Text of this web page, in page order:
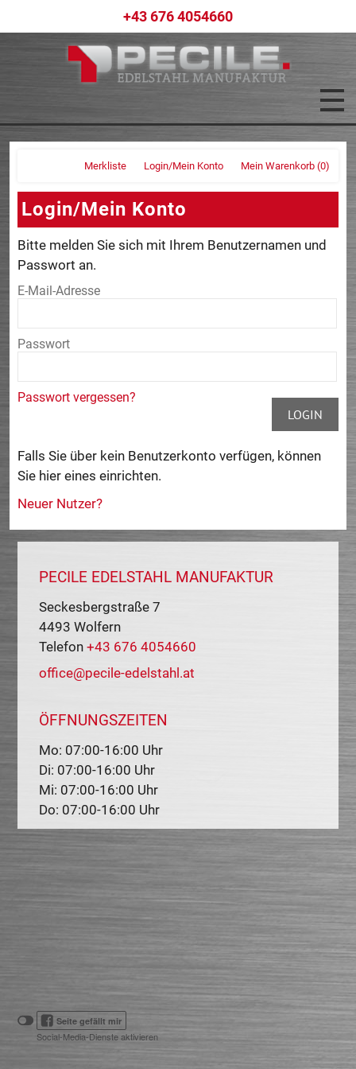
+43 676 4054660
Mein Warenkorb (0)
Login/Mein Konto
Merkliste
Login/Mein Konto
Bitte melden Sie sich mit Ihrem Benutzernamen und
Passwort an.
E-Mail-Adresse
Passwort
LOGIN
Passwort vergessen?
Falls Sie über kein Benutzerkonto verfügen, können
Sie hier eines einrichten.
Neuer Nutzer?
PECILE EDELSTAHL MANUFAKTUR
Seckesbergstraße 7
4493 Wolfern
Telefon +43 676 4054660
office@pecile-edelstahl.at
ÖFFNUNGSZEITEN
Mo: 07:00-16:00 Uhr
Di: 07:00-16:00 Uhr
Mi: 07:00-16:00 Uhr
Do: 07:00-16:00 Uhr
KlickenKlicken
Sie
Seite gefällt mir
Social-Media-Dienste aktivieren